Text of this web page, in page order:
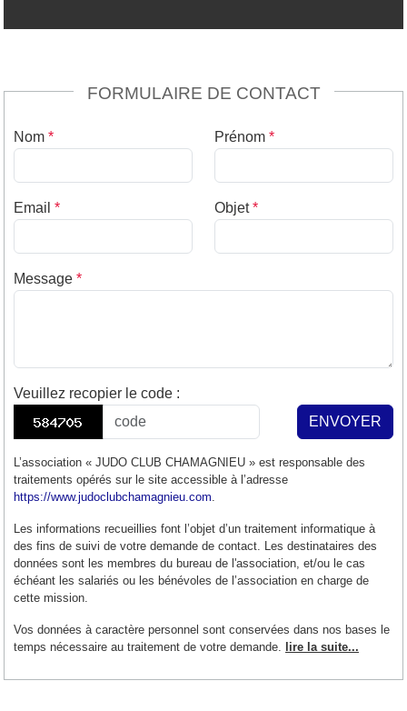
FORMULAIRE DE CONTACT
Nom * Prénom *
Email * Objet*
Message *
Veuillez recopier le code :
ENVOYER
L’association « JUDO CLUB CHAMAGNIEU » est responsable des
traitements opérés sur le site accessible à l’adresse
https://www.judoclubchamagnieu.com
Les informations recueillies font l’objet d’un traitement informatique à
des fins de suivi de votre demande de contact. Les destinataires des
données sont les membres du bureau de l'association, et/ou le cas
échéant les salariés ou les bénévoles de l’association en charge de
cette mission.
Vos données à caractère personnel sont conservées dans nos bases le
temps nécessaire au traitement de votre demande. lire la suite...